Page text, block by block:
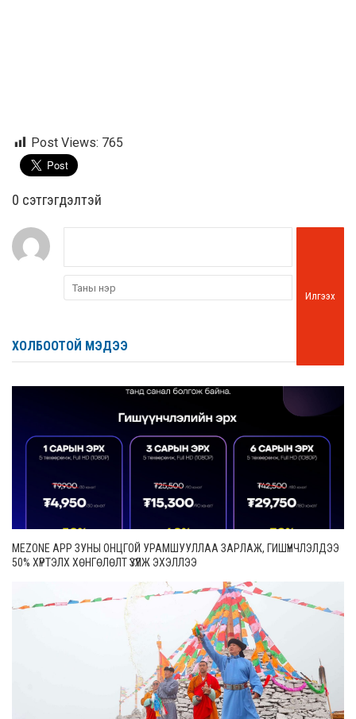
Post Views: 765
0 cэтгэгдэлтэй
Илгээх
ХОЛБООТОЙ МЭДЭЭ
MEZONE APP ЗУНЫ ОНЦГОЙ УРАМШУУЛЛАА ЗАРЛАЖ, ГИШҮҮНЧЛЭЛДЭЭ
50% ХҮРТЭЛХ ХӨНГӨЛӨЛТ ҮЗҮҮЛЖ ЭХЭЛЛЭЭ